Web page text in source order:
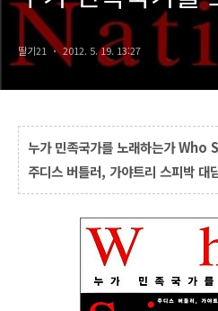
딸기21 2012. 5. 19. 13:27
누가 민족국가를 노래하는가
주디스 버틀러, 가야트리 스피박